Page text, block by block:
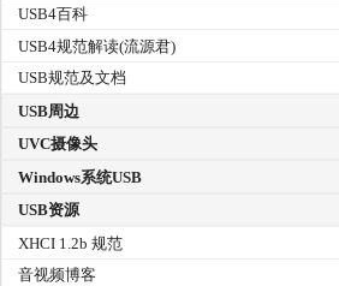
USB4百科
USB4规范解读(流源君)
USB规范及文档
USB周边
UVC摄像头
Windows系统USB
USB资源
XHCI 1.2b 规范
音视频博客